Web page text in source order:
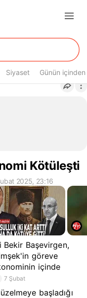
Siyaset Günün içinden
Kötüleşti
2025, 23:16
Bekir Başevirgen,
göreve
içinde
7 Şubat
başladığı